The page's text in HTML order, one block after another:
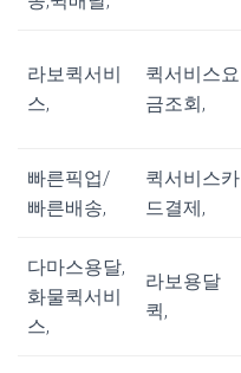
라보퀵서비
스,
퀵서비스요
금조회,
빠른픽업/
빠른배송,
퀵서비스카
드결제,
다마스용달,
화물퀵서비
스,
라보용달
퀵,